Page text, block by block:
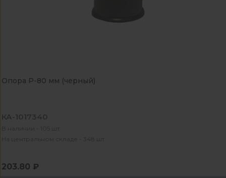
Опора Р-80 мм (черный)
КА-1017340
В наличии - 105 шт
На центральном складе - 348 шт
203.80 ₽